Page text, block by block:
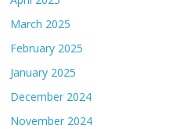
March 2025
February 2025
January 2025
December 2024
November 2024